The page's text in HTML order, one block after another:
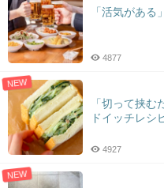
「活気がある
4877
NEW
「切って挟
ドイッチレシ
4927
NEW